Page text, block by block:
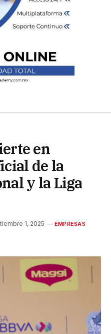
en
de la
y la Liga
1, 2025 EMPRESAS